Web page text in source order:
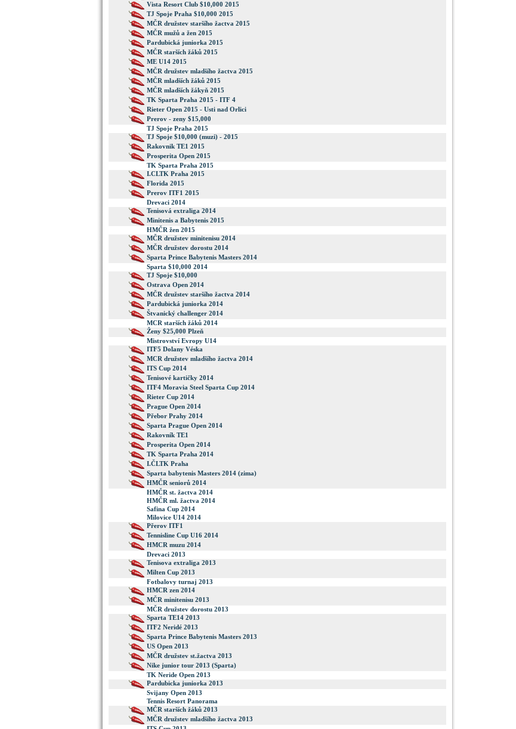
Vista Resort Club $10,000 2015
TJ Spoje Praha $10,000 2015
MČR družstev staršího žactva 2015
MČR mužů a žen 2015
Pardubická juniorka 2015
MČR starších žáků 2015
ME U14 2015
MČR družstev mladšího žactva 2015
MČR mladších žáků 2015
MČR mladších žákyň 2015
TK Sparta Praha 2015 - ITF 4
Rieter Open 2015 - Usti nad Orlici
Prerov - zeny $15,000
TJ Spoje Praha 2015
TJ Spoje $10,000 (muzi) - 2015
Rakovnik TE1 2015
Prosperita Open 2015
TK Sparta Praha 2015
I.CLTK Praha 2015
Florida 2015
Prerov ITF1 2015
Drevaci 2014
Tenisová extraliga 2014
Minitenis a Babytenis 2015
HMČR žen 2015
MČR družstev minitenisu 2014
MČR družstev dorostu 2014
Sparta Prince Babytenis Masters 2014
Sparta $10,000 2014
TJ Spoje $10,000
Ostrava Open 2014
MČR družstev staršího žactva 2014
Pardubická juniorka 2014
Štvanický challenger 2014
MCR starších žáků 2014
Ženy $25,000 Plzeň
Mistrovství Evropy U14
ITF5 Dolany Véska
MCR družstev mladšího žactva 2014
ITS Cup 2014
Tenisové kartičky 2014
ITF4 Moravia Steel Sparta Cup 2014
Rieter Cup 2014
Prague Open 2014
Přebor Prahy 2014
Sparta Prague Open 2014
Rakovník TE1
Prosperita Open 2014
TK Sparta Praha 2014
I.ČLTK Praha
Sparta babytenis Masters 2014 (zima)
HMČR seniorů 2014
HMČR st. žactva 2014
HMČR ml. žactva 2014
Safina Cup 2014
Milovice U14 2014
Přerov ITF1
Tennisline Cup U16 2014
HMCR muzu 2014
Drevaci 2013
Tenisova extraliga 2013
Milten Cup 2013
Fotbalovy turnaj 2013
HMCR zen 2014
MČR minitenisu 2013
MČR družstev dorostu 2013
Sparta TE14 2013
ITF2 Neridé 2013
Sparta Prince Babytenis Masters 2013
US Open 2013
MČR družstev st.žactva 2013
Nike junior tour 2013 (Sparta)
TK Neride Open 2013
Pardubicka juniorka 2013
Svijany Open 2013
Tennis Resort Panorama
MČR starších žáků 2013
MČR družstev mladšího žactva 2013